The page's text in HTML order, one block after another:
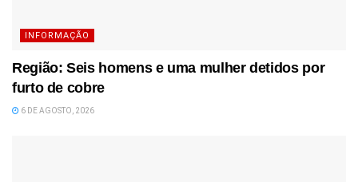
INFORMAÇÃO
Região: Seis homens e uma mulher detidos por
furto de cobre
6 DE AGOSTO, 2026